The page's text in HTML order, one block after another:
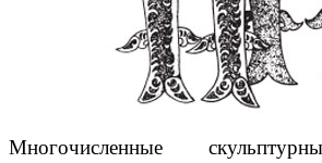
Многочисленные